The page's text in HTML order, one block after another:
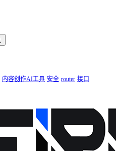
内容创作AI工具 安全 router 接口